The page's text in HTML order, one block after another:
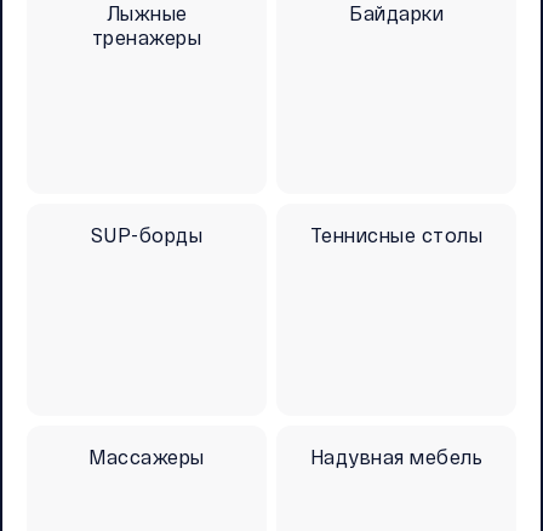
Лыжные
тренажеры
Байдарки
SUP-борды Теннисные столы
Массажеры Надувная мебель